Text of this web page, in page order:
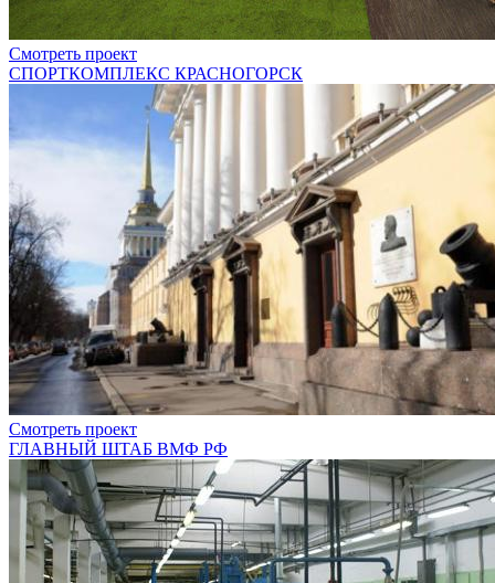
Смотреть проект
СПОРТКОМПЛЕКС КРАСНОГОРСК
Смотреть проект
ГЛАВНЫЙ ШТАБ ВМФ РФ